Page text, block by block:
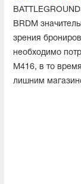
BRDM
зрения
необходимо
M416, в то
лишним